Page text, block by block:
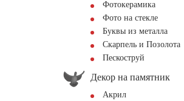
Фотокерамика
Фото на стекле
Буквы из металла
Скарпель и Позолота
Пескоструй
Декор на памятник
Акрил